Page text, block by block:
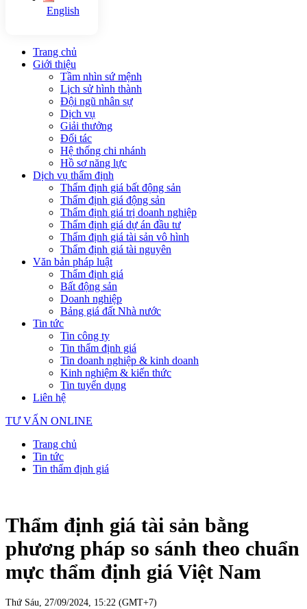
English
Trang chủ
Giới thiệu
Tầm nhìn sứ mệnh
Lịch sử hình thành
Đội ngũ nhân sự
Dịch vụ
Giải thưởng
Đối tác
Hệ thống chi nhánh
Hồ sơ năng lực
Dịch vụ thẩm định
Thẩm định giá bất động sản
Thẩm định giá động sản
Thẩm định giá trị doanh nghiệp
Thẩm định giá dự án đầu tư
Thẩm định giá tài sản vô hình
Thẩm định giá tài nguyên
Văn bản pháp luật
Thẩm định giá
Bất động sản
Doanh nghiệp
Bảng giá đất Nhà nước
Tin tức
Tin công ty
Tin thẩm định giá
Tin doanh nghiệp & kinh doanh
Kinh nghiệm & kiến thức
Tin tuyển dụng
Liên hệ
TƯ VẤN ONLINE
Trang chủ
Tin tức
Tin thẩm định giá
Thẩm định giá tài sản bằng
phương pháp so sánh theo chuẩn
mực thẩm định giá Việt Nam
Thứ Sáu, 27/09/2024, 15:22 (GMT+7)